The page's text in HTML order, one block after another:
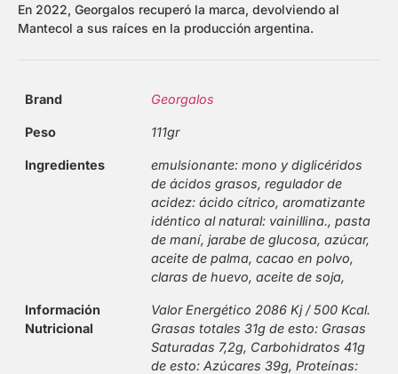
En 2022, Georgalos recuperó la marca, devolviendo al
Mantecol a sus raíces en la producción argentina.
Brand Georgalos
Peso 111gr
Ingredientes
emulsionante: mono y diglicéridos
de ácidos grasos, regulador de
acidez: ácido cítrico, aromatizante
idéntico al natural: vainillina., pasta
de maní, jarabe de glucosa, azúcar,
aceite de palma, cacao en polvo,
claras de huevo, aceite de soja,
Información
Nutricional
Valor Energético 2086 Kj / 500 Kcal.
Grasas totales 31g de esto: Grasas
Saturadas 7,2g, Carbohidratos 41g
de esto: Azúcares 39g, Proteínas: